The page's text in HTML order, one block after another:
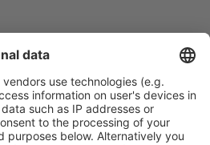
tale.
cu opțiune gratuită de anulare.